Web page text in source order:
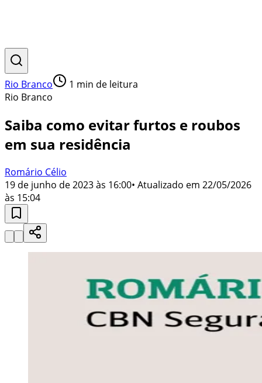
Rio Branco 1 min de leitura
Rio Branco
Saiba como evitar furtos e roubos
em sua residência
Romário Célio
19 de junho de 2023 às 16:00• Atualizado em 22/05/2026
às 15:04